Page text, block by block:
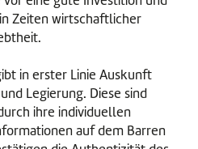
Zeiten wirtschaftlicher
in erster Linie Auskunft
Legierung. Diese sind
ihre individuellen
auf dem Barren